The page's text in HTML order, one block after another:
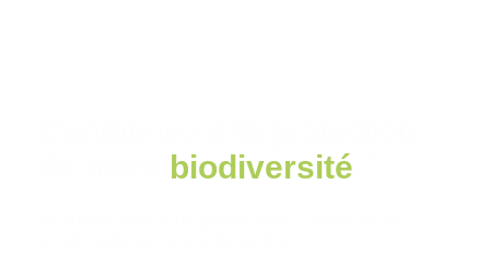
biodiversité